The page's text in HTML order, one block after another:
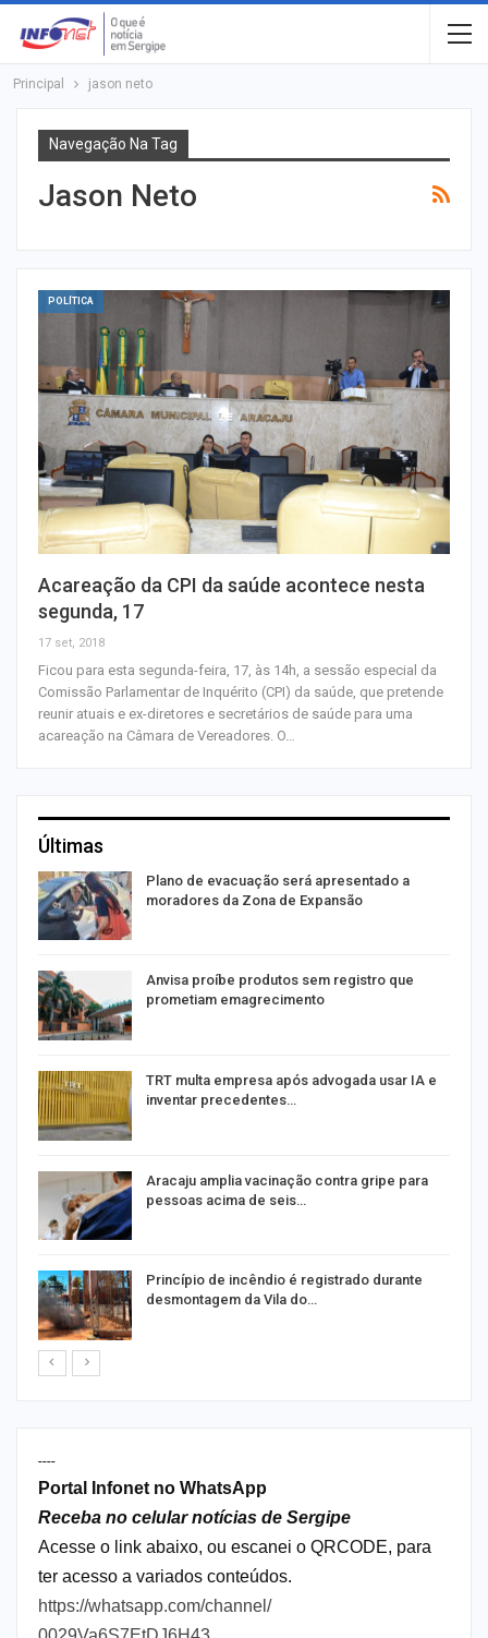
Principal jason neto
Navegação Na Tag
Jason Neto
POLÍTICA
Acareação da CPI da saúde acontece nesta
segunda, 17
17 set, 2018
Ficou para esta segunda-feira, 17, às 14h, a sessão especial da
Comissão Parlamentar de Inquérito (CPI) da saúde, que pretende
reunir atuais e ex-diretores e secretários de saúde para uma
acareação na Câmara de Vereadores. O…
Últimas
Plano de evacuação será apresentado a
moradores da Zona de Expansão
Anvisa proíbe produtos sem registro que
prometiam emagrecimento
TRT multa empresa após advogada usar IA e
inventar precedentes…
Aracaju amplia vacinação contra gripe para
pessoas acima de seis…
Princípio de incêndio é registrado durante
desmontagem da Vila do…
----
Portal Infonet no WhatsApp
Receba no celular notícias de Sergipe
Acesse o link abaixo, ou escanei o QRCODE, para
ter acesso a variados conteúdos.
https://whatsapp.com/channel/